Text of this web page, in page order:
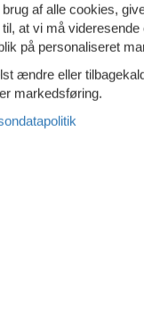
af alle cookies,
at vi må videresende
på personaliseret
ændre eller
markedsføring.